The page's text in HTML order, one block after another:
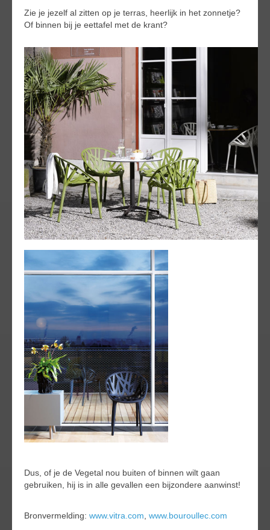
Zie je jezelf al zitten op je terras, heerlijk in het zonnetje?
Of binnen bij je eettafel met de krant?
Dus, of je de Vegetal nou buiten of binnen wilt gaan
gebruiken, hij is in alle gevallen een bijzondere aanwinst!
Bronvermelding: www.vitra.com www.bouroullec.com